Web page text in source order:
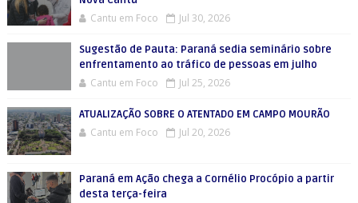
Cantu em Foco Jul 30, 2026
Sugestão de Pauta: Paraná sedia seminário sobre
enfrentamento ao tráfico de pessoas em julho
Cantu em Foco Jul 25, 2026
ATUALIZAÇÃO SOBRE O ATENTADO EM CAMPO MOURÃO
Cantu em Foco Jul 20, 2026
Paraná em Ação chega a Cornélio Procópio a partir
desta terça-feira